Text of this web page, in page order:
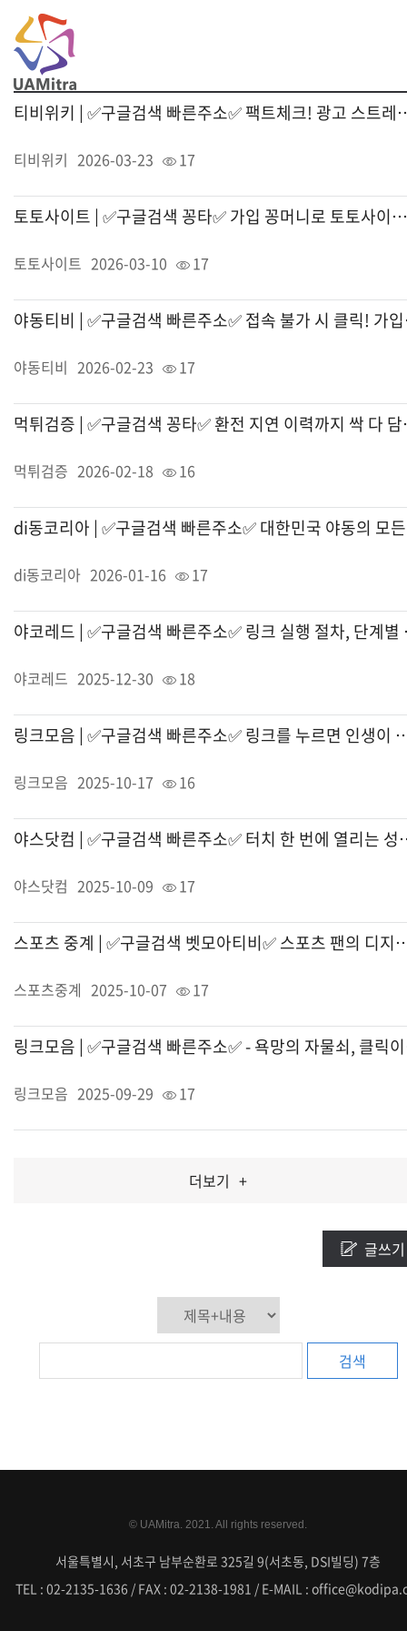
티비위키 | ✅구글검색 빠른
티비위키 2026-03-23 17
토토사이트 | ✅구글검색 꽁타✅ 가입 꽁머니로 토토사이트의 문을 여는 스마트 가이드
토토사이트 2026-03-10 17
야동
야동티비 2026-02-23 17
먹튀검증
먹튀검증 2026-02-18 16
di동코리아 2026-01-16 17
야코
야코레드 2025-12-30 18
링크모음 | ✅구글검색 빠
링크모음 2025-10-17 16
야스닷컴 | ✅구
야스닷컴 2025-10-09 17
스포츠 중계 | ✅구글검색
스포츠중계 2025-10-07 17
링크모음 2025-09-29 17
더보기 +
글쓰기
검색
© UAMitra. 2021. All rights reserved.
서울특별시, 서초구 남부순환로 325길 9(서초동, DSI빌딩) 7층
TEL : 02-2135-1636 / FAX : 02-2138-1981 / E-MAIL :